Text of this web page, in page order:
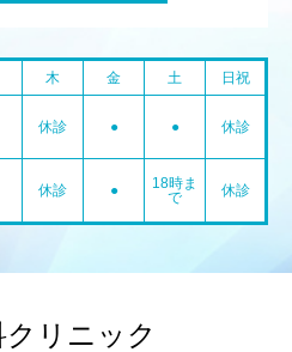
木 金 土 日祝
休診 ● ● 休診
休診 ●
18時ま
で
休診
リニック